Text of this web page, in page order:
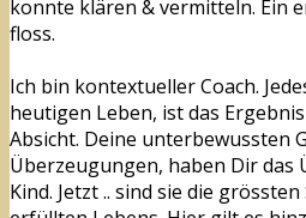
konnte klären & vermitteln. Ein
floss.
Ich bin kontextueller Coach.
heutigen Leben, ist das
Absicht. Deine unterbewussten
Überzeugungen, haben Dir das
Kind. Jetzt .. sind sie die